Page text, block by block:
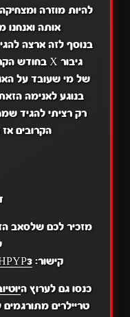
להיות מוזרה
אותה ואנחנו
בנוסף לזה ארצה
גיבור X בחודש הקרוב בגלל שקרה משהו למחשב
של מי שעובד על
בנוגע לאנימה
רק רציתי להגיד
הקרובים
מזכיר לכם שלסאב
קישור:
כנסו גם לערוץ ה
טריילרים